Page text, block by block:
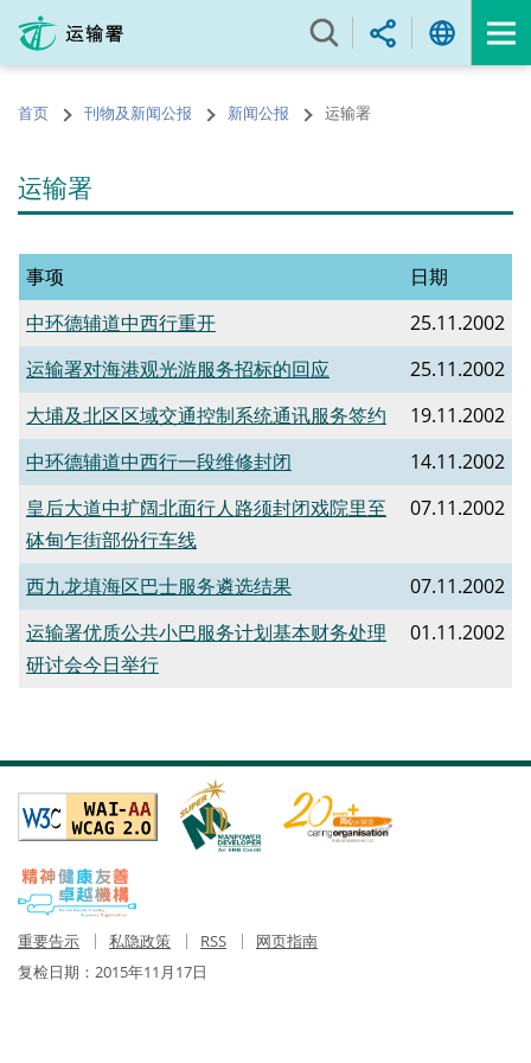
内
的首页 刊物及新闻公报 新闻公报 运输署
运输署
事项
日期
中环德辅道中西行重开
25.11.2002
运输署对海港观光游服务招标的回应
25.11.2002
大埔及北区区域交通控制系统通讯服务签约
19.11.2002
中环德辅道中西行一段维修封闭
14.11.2002
皇后大道中扩阔北面行人路须封闭戏院里至
砵甸乍街部份行车线
07.11.2002
西九龙填海区巴士服务遴选结果
07.11.2002
运输署优质公共小巴服务计划基本财务处理
研讨会今日举行
01.11.2002
重要告示 私隐政策 RSS
网页指南
复检日期： 2015年11月17日